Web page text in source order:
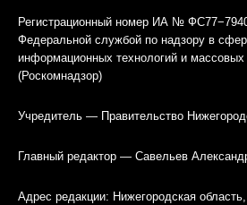
Регистрационный номер ИА №
Федеральной службой по надзору в
информационных технологий и
(Роскомнадзор)
Учредитель — Правительство
Главный редактор — Савельев
Адрес редакции: Нижегородская